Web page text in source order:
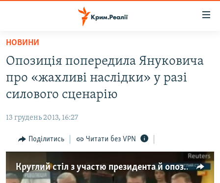
Перейти
основного
матеріалу
Перейти
до
основної
навігації
Перейти
до
пошуку
ВОДА.КРИМ
ВІДЕО ТА ФОТО
БЛОГИ
ПОГЛЯД
ВСЕ ЗА ДЕНЬ
НОВИНИ
Опозиція попередила Януковича
про «жахливі наслідки» у разі
силового сценарію
13 грудень 2013, 16:27
Поділитись Читати без VPN
Круглий стіл з участю президента й опозиції